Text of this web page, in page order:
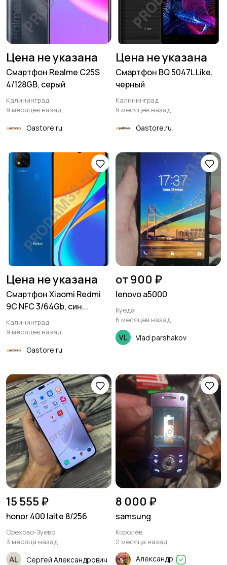
Цена не указана
Смартфон Realme C25S
4/128GB, серый
Калининград
9 месяцев назад
Gastore.ru
Цена не указана
Смартфон BQ 5047L Like,
черный
Калининград
9 месяцев назад
Gastore.ru
Цена не указана
Смартфон Xiaomi Redmi
9C NFC 3/64Gb, син...
Калининград
9 месяцев назад
Gastore.ru
от 900 ₽
lenovo a5000
Куеда
6 месяцев назад
Vlad parshakov
15 555 ₽
honor 400 laite 8/256
Орехово-Зуево
3 месяца назад
Сергей Александрович
8 000 ₽
samsung
Королёв
2 месяца назад
Александр